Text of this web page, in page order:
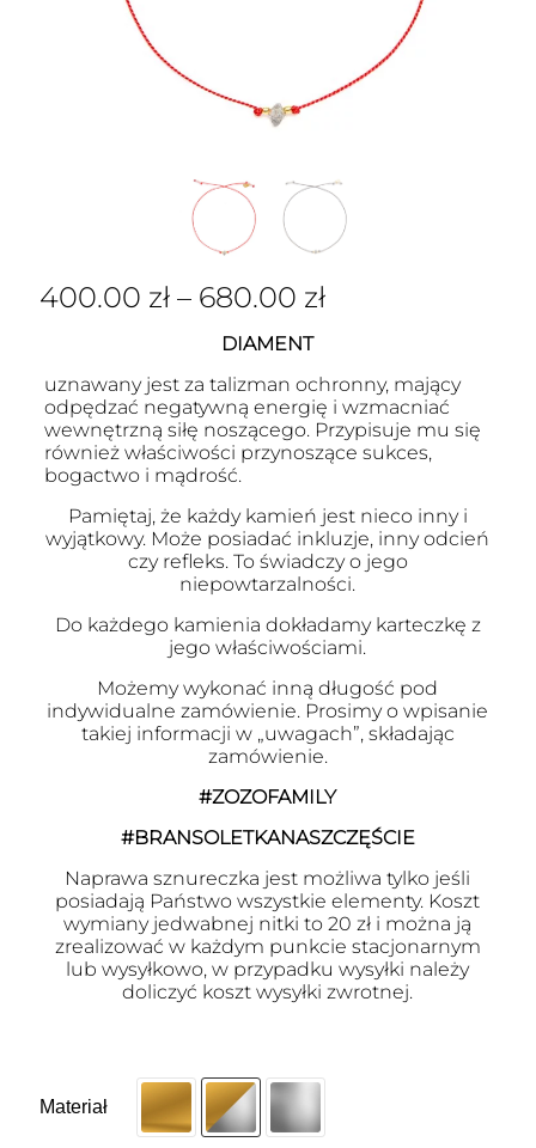
400.00 zł – 680.00 zł
DIAMENT
uznawany jest za talizman ochronny, mający
odpędzać negatywną energię i wzmacniać
wewnętrzną siłę noszącego. Przypisuje mu się
również właściwości przynoszące sukces,
bogactwo i mądrość.
Pamiętaj, że każdy kamień jest nieco inny i
wyjątkowy. Może posiadać inkluzje, inny odcień
czy refleks. To świadczy o jego
niepowtarzalności.
Do każdego kamienia dokładamy karteczkę z
jego właściwościami.
Możemy wykonać inną długość pod
indywidualne zamówienie. Prosimy o wpisanie
takiej informacji w „uwagach”, składając
zamówienie.
#ZOZOFAMILY
#BRANSOLETKANASZCZĘŚCIE
Naprawa sznureczka jest możliwa tylko jeśli
posiadają Państwo wszystkie elementy. Koszt
wymiany jedwabnej nitki to 20 zł i można ją
zrealizować w każdym punkcie stacjonarnym
lub wysyłkowo, w przypadku wysyłki należy
doliczyć koszt wysyłki zwrotnej.
Materiał